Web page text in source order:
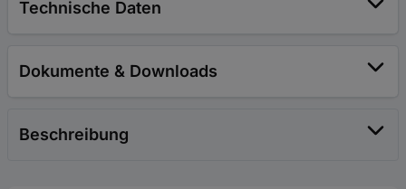
Technische Daten
Dokumente & Downloads
Beschreibung